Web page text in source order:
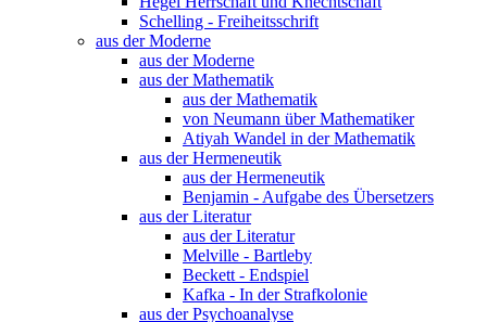
Schelling - Freiheitsschrift
aus der Moderne
aus der Moderne
aus der Mathematik
aus der Mathematik
von Neumann über Mathematiker
Atiyah Wandel in der Mathematik
aus der Hermeneutik
aus der Hermeneutik
Benjamin - Aufgabe des Übersetzers
aus der Literatur
aus der Literatur
Melville - Bartleby
Beckett - Endspiel
Kafka - In der Strafkolonie
aus der Psychoanalyse